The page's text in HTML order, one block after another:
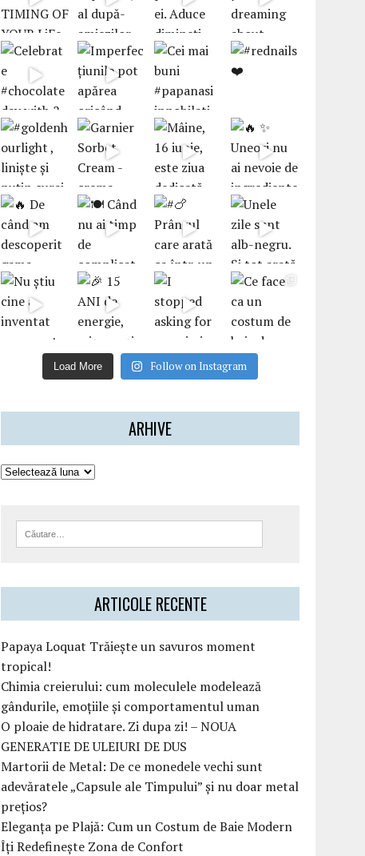
Load More Follow on Instagram
ARHIVE
ARTICOLE RECENTE
Papaya Loquat Trăiește un savuros moment
tropical!
Chimia creierului: cum moleculele modelează
gândurile, emoțiile și comportamentul uman
O ploaie de hidratare. Zi dupa zi! – NOUA
GENERATIE DE ULEIURI DE DUS
Martorii de Metal: De ce monedele vechi sunt
adevăratele „Capsule ale Timpului” și nu doar metal
prețios?
Eleganța pe Plajă: Cum un Costum de Baie Modern
Îți Redefinește Zona de Confort